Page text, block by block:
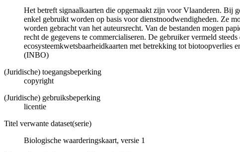
Het betreft signaalkaarten die opgemaakt zijn voor Vlaanderen. Bij
enkel gebruikt worden op basis voor dienstnoodwendigheden. Ze
worden gebracht van het auteursrecht. Van de bestanden mogen
recht de gegevens te commercialiseren. De gebruiker vermeld
ecosysteemkwetsbaarheidkaarten met betrekking tot
(INBO)
(Juridische) toegangsbeperking
copyright
(Juridische) gebruiksbeperking
licentie
Titel verwante dataset(serie)
Biologische waarderingskaart, versie 1